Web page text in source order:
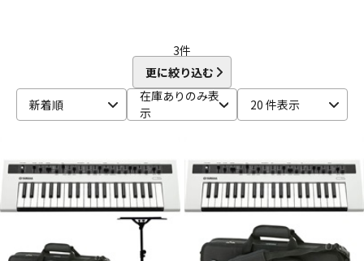
3件
更に絞り込む
新着順
在庫ありのみ表
示
20 件表示